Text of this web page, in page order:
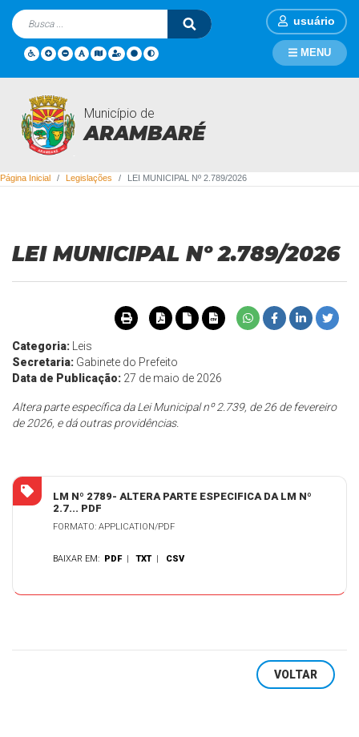
usuário
Município de
ARAMBARÉ
MENU
Legislações
Página Inicial Legislações LEI MUNICIPAL Nº 2.789/2026
LEI MUNICIPAL Nº 2.789/2026
Categoria:
Leis
Secretaria: Gabinete do Prefeito
Data de Publicação: 27 de maio de 2026
Altera parte específica da Lei Municipal nº 2.739, de 26 de fevereiro
de 2026, e dá outras providências.
LM Nº 2789- ALTERA PARTE ESPECIFICA DA LM Nº
2.7... PDF
FORMATO: APPLICATION/PDF
BAIXAR EM: PDF |TXT | CSV
VOLTAR